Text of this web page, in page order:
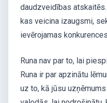
daudzveidības
kas veicina izaugsmi,
ievērojamas
Runa nav par to, lai
Runa ir par apzinātu
uz to, kā jūsu